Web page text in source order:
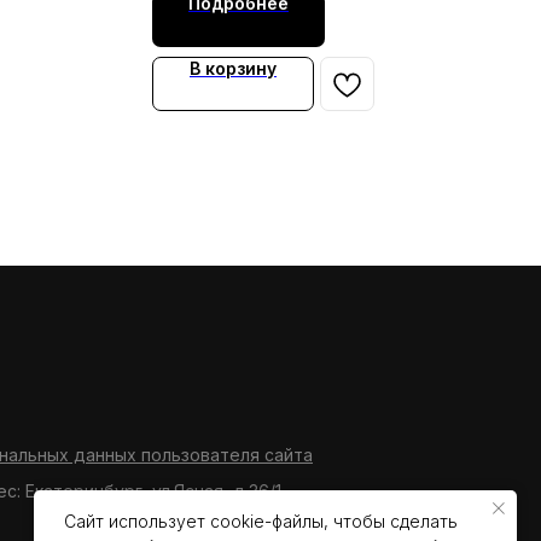
В корзину
данных пользователя сайта
Екатеринбург, ул.Ясная, д.36/1
Сайт использует cookie-файлы, чтобы сделать